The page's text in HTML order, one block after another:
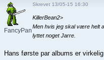
FancyPants
Skrevet 13/05-15 16:30
KillerBean2>
Men hvis jeg skal være helt
lyttet noget Jarre.
Hans første par albums er